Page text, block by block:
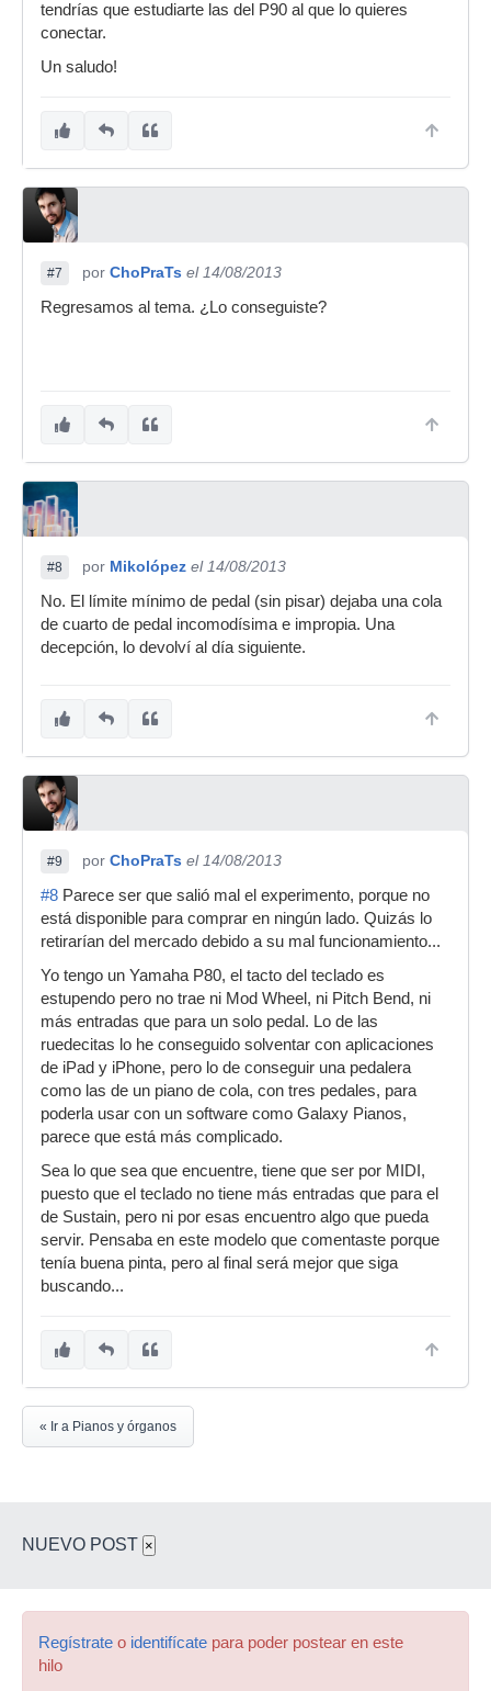
tendrías que estudiarte las del P90 al que lo quieres
conectar.
Un saludo!
#7 por ChoPraTs el 14/08/2013
Regresamos al tema. ¿Lo conseguiste?
#8 por Mikolópez el 14/08/2013
No. El límite mínimo de pedal (sin pisar) dejaba una cola
de cuarto de pedal incomodísima e impropia. Una
decepción, lo devolví al día siguiente.
#9 por ChoPraTs el 14/08/2013
#8 Parece ser que salió mal el experimento, porque no
está disponible para comprar en ningún lado. Quizás lo
retirarían del mercado debido a su mal funcionamiento...
Yo tengo un Yamaha P80, el tacto del teclado es
estupendo pero no trae ni Mod Wheel, ni Pitch Bend, ni
más entradas que para un solo pedal. Lo de las
ruedecitas lo he conseguido solventar con aplicaciones
de iPad y iPhone, pero lo de conseguir una pedalera
como las de un piano de cola, con tres pedales, para
poderla usar con un software como Galaxy Pianos,
parece que está más complicado.
Sea lo que sea que encuentre, tiene que ser por MIDI,
puesto que el teclado no tiene más entradas que para el
de Sustain, pero ni por esas encuentro algo que pueda
servir. Pensaba en este modelo que comentaste porque
tenía buena pinta, pero al final será mejor que siga
buscando...
« Ir a Pianos y órganos
NUEVO POST ×
Regístrate o identifícate para poder postear en este
hilo